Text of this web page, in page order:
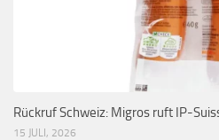
Rückruf Schweiz: Migros ruft IP-
15 JULI, 2026